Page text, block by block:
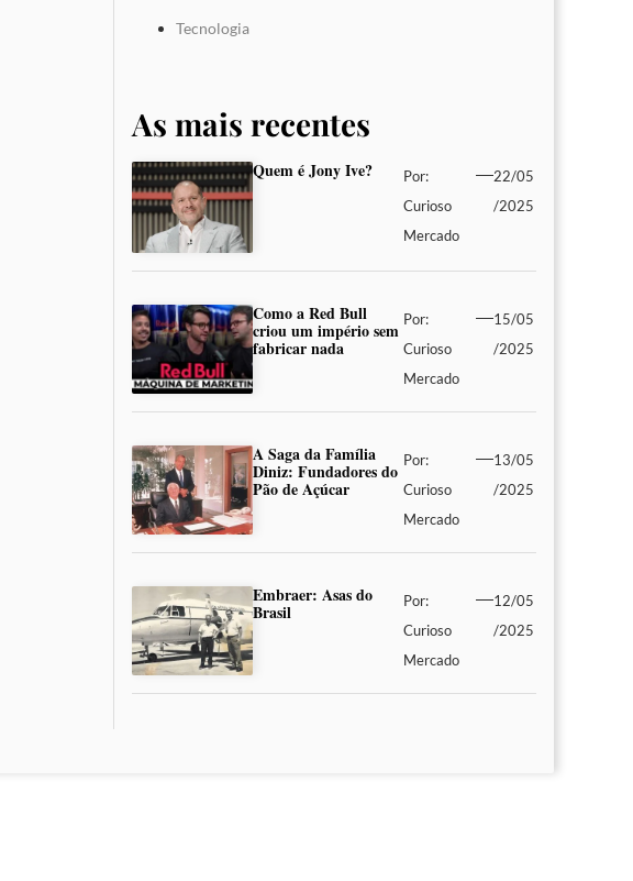
Tecnologia
As mais recentes
Quem é Jony Ive?
Por:
Curioso
Mercado
22/05
/2025
Como a Red Bull
criou um império sem
fabricar nada
Por:
Curioso
Mercado
15/05
/2025
A Saga da Família
Diniz: Fundadores do
Pão de Açúcar
Por:
Curioso
Mercado
13/05
/2025
Embraer: Asas do
Brasil
Por:
Curioso
Mercado
12/05
/2025